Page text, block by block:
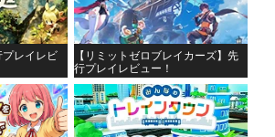
プレイレビ
【リミットゼロブレイカーズ】先
行プレイレビュー！